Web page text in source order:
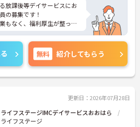
放課後等デイサービスにお
の募集です！
もなく、福利厚生が整った
対策ポイントなど、さらに
のでお気軽にご相談くださ
無料 紹介してもらう
更新日：2026年07月28日
イフステージIMCデイサービスおおはら
イフステージ